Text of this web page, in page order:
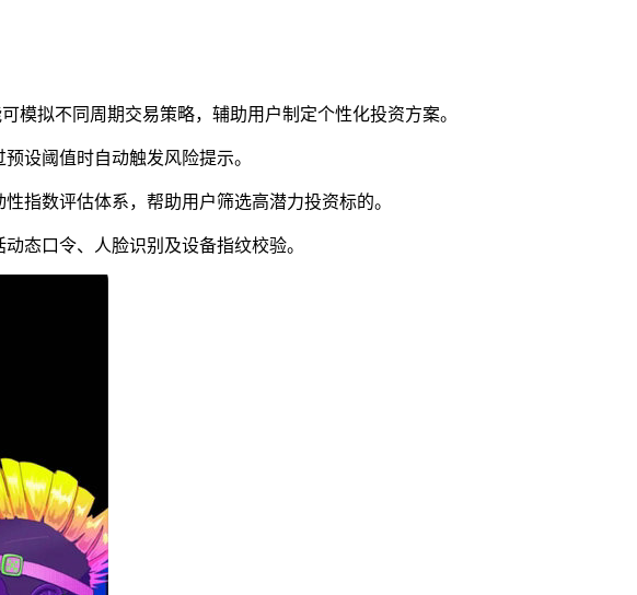
模拟不同周期交易策略，辅助用户制定个性化投资方案。
设阈值时自动触发风险提示。
指数评估体系，帮助用户筛选高潜力投资标的。
态口令、人脸识别及设备指纹校验。